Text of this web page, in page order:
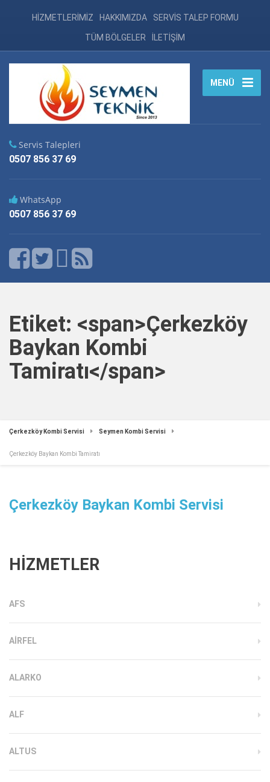
HİZMETLERİMİZ HAKKIMIZDA SERVİS TALEP FORMU
TÜM BÖLGELER İLETİŞİM
MENÜ
Servis Talepleri
0507 856 37 69
WhatsApp
0507 856 37 69
Etiket: <span>Çerkezköy
Baykan Kombi
Tamiratı</span>
Çerkezköy Kombi Servisi Seymen Kombi Servisi
Çerkezköy Baykan Kombi Tamiratı
Çerkezköy Baykan Kombi Servisi
HİZMETLER
AFS
AIRFEL
ALARKO
ALF
ALTUS